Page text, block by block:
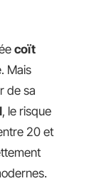
coït
Mais
de sa
, le risque
20 et